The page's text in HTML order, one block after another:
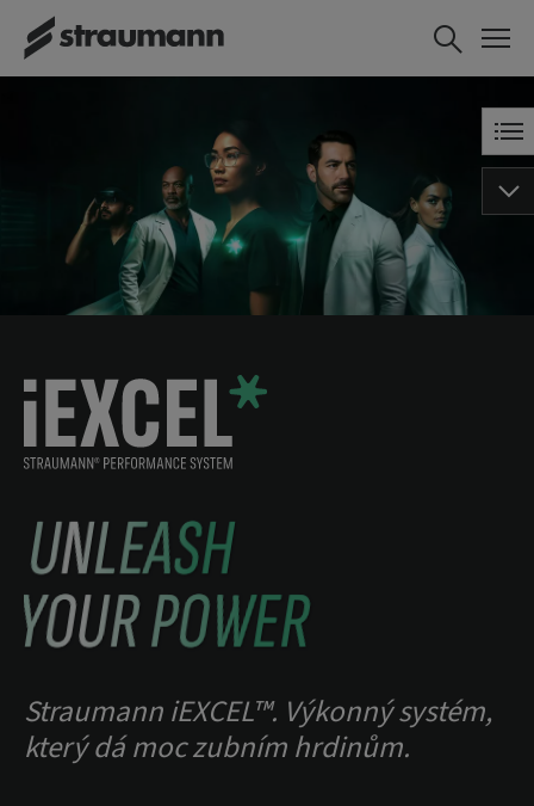
UNLEASH
YOUR POWER
Straumann iEXCEL™. Výkonný systém,
který dá moc zubním hrdinům.